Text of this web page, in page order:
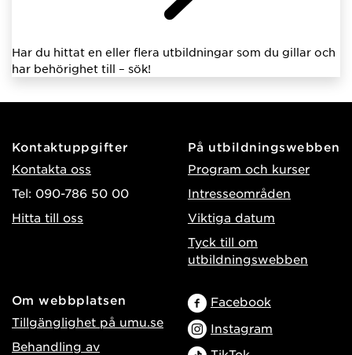
Har du hittat en eller flera utbildningar som du gillar och
har behörighet till – sök!
Kontaktuppgifter
Kontakta oss
Tel: 090-786 50 00
Hitta till oss
På utbildningswebben
Program och kurser
Intresseområden
Viktiga datum
Tyck till om
utbildningswebben
Om webbplatsen
Tillgänglighet på umu.se
Behandling av
Facebook
Instagram